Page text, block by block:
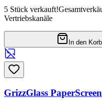
5 Stück verkauft!
Vertriebskanäle
In den Korb
GrizzGlass